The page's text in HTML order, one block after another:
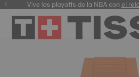
Vive los playoffs de la NBA conel